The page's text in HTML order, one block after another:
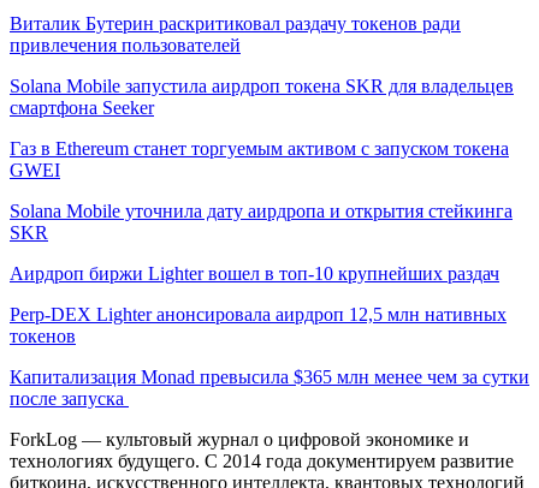
Виталик Бутерин раскритиковал раздачу токенов ради
привлечения пользователей
Solana Mobile запустила аирдроп токена SKR для владельцев
смартфона Seeker
Газ в Ethereum станет торгуемым активом с запуском токена
GWEI
Solana Mobile уточнила дату аирдропа и открытия стейкинга
SKR
Аирдроп биржи Lighter вошел в топ-10 крупнейших раздач
Perp-DEX Lighter анонсировала аирдроп 12,5 млн нативных
токенов
Капитализация Monad превысила $365 млн менее чем за сутки
после запуска
ForkLog — культовый журнал о цифровой экономике и
технологиях будущего. С 2014 года документируем развитие
биткоина, искусственного интеллекта, квантовых технологий